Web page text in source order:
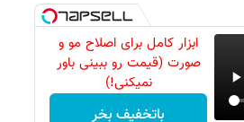
ابزار کامل برای اصلاح مو و
صورت (قیمت رو ببینی باور
نمیکنی!)
باتخفیف بخر